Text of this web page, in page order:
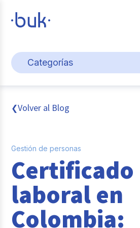
Perú
Categorías
Cultura y bienestar laboral
Gestión de personas
Pago de nómina
Buk
Transformación digital
Tendencias y Data
❮Volver al Blog
Gestión de personas
Certificado
laboral en
Colombia: